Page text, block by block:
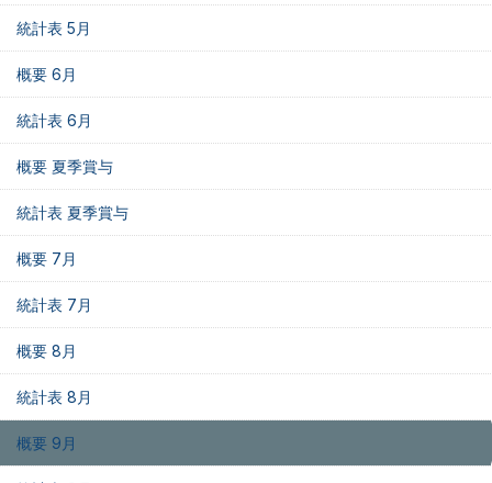
統計表 5月
概要 6月
統計表 6月
概要 夏季賞与
統計表 夏季賞与
概要 7月
統計表 7月
概要 8月
統計表 8月
概要 9月